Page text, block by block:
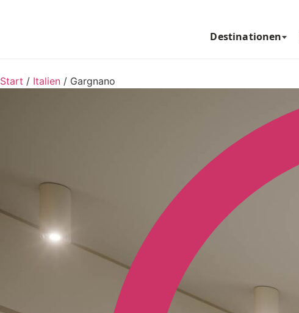
Destinationen
Start / Italien / Gargnano